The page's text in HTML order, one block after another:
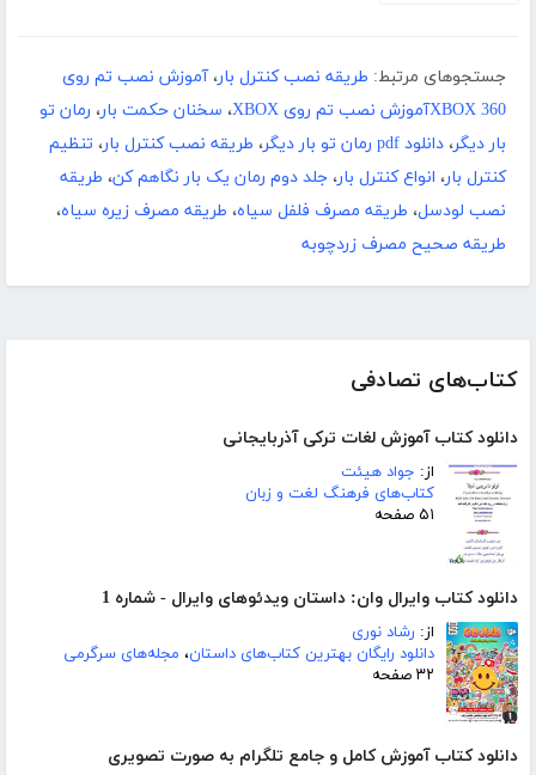
کتاب‌های تصادفی
دانلود کتاب آموزش لغات ترکی آذربایجانی
از: جواد هیئت
کتاب‌های فرهنگ لغت و زبان
۵۱ صفحه
دانلود کتاب وایرال وان: داستان ویدئوهای وایرال - شماره 1
از: رشاد نوری
دانلود رایگان بهترین کتاب‌های داستان، مجله‌های سرگرمی
۳۲ صفحه
دانلود کتاب آموزش کامل و جامع تلگرام به صورت تصویری
جستجوهای مرتبط: طریقه نصب کنترل بار،آموزش نصب تم روی
XBOX 360آموزش نصب تم روی XBOX
، سخنان حکمت بار، رمان تو
بار دیگر، دانلود pdf رمان تو بار دیگر ، طریقه نصب کنترل بار، تنظیم
کنترل بار، انواع کنترل بار، جلد دوم رمان یک بار نگاهم کن، طریقه
نصب لودسل، طریقه مصرف فلفل سیاه، طریقه مصرف زیره سیاه،
طریقه صحیح مصرف زردچوبه